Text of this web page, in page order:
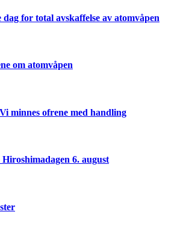
for total avskaffelse av atomvåpen
om atomvåpen
minnes ofrene med handling
6. august